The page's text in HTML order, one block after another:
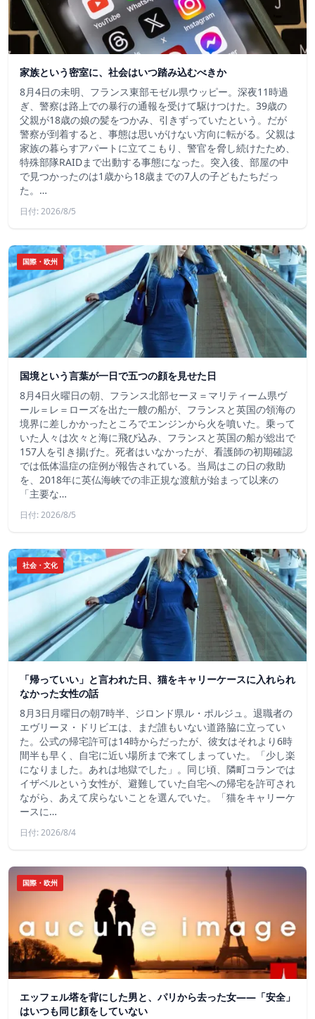
家族という密室に、社会はいつ踏み込むべきか
8月4日の未明、フランス東部モゼル県ウッピー。深夜11時過
ぎ、警察は路上での暴行の通報を受けて駆けつけた。39歳の
父親が18歳の娘の髪をつかみ、引きずっていたという。だが
警察が到着すると、事態は思いがけない方向に転がる。父親は
家族の暮らすアパートに立てこもり、警官を脅し続けたため、
特殊部隊RAIDまで出動する事態になった。突入後、部屋の中
で見つかったのは1歳から18歳までの7人の子どもたちだっ
た。…
日付: 2026/8/5
国際・欧州
国境という言葉が一日で五つの顔を見せた日
8月4日火曜日の朝、フランス北部セーヌ＝マリティーム県ヴ
ール＝レ＝ローズを出た一艘の船が、フランスと英国の領海の
境界に差しかかったところでエンジンから火を噴いた。乗って
いた人々は次々と海に飛び込み、フランスと英国の船が総出で
157人を引き揚げた。死者はいなかったが、看護師の初期確認
では低体温症の症例が報告されている。当局はこの日の救助
を、2018年に英仏海峡での非正規な渡航が始まって以来の
「主要な…
日付: 2026/8/5
社会・文化
「帰っていい」と言われた日、猫をキャリーケースに入れられ
なかった女性の話
8月3日月曜日の朝7時半、ジロンド県ル・ポルジュ。退職者の
エヴリーヌ・ドリビエは、まだ誰もいない道路脇に立ってい
た。公式の帰宅許可は14時からだったが、彼女はそれより6時
間半も早く、自宅に近い場所まで来てしまっていた。「少し楽
になりました。あれは地獄でした」。同じ頃、隣町コランでは
イザベルという女性が、避難していた自宅への帰宅を許可され
ながら、あえて戻らないことを選んでいた。「猫をキャリーケ
ースに…
日付: 2026/8/4
国際・欧州
エッフェル塔を背にした男と、パリから去った女——「安全」
はいつも同じ顔をしていない